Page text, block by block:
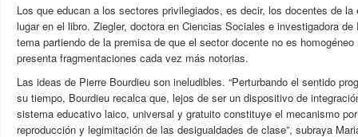
Los que educan a los sectores privilegiados, es decir, los docentes de la
lugar en el libro. Ziegler, doctora en Ciencias Sociales e investigadora
tema partiendo de la premisa de que el sector docente no es
presenta fragmentaciones cada vez más notorias.
Las ideas de Pierre Bourdieu son ineludibles. “Perturbando el sentido
su tiempo, Bourdieu recalca que, lejos de ser un dispositivo de
sistema educativo laico, universal y gratuito constituye el mecanismo
reproducción y legimitación de las desigualdades de clase”, subraya